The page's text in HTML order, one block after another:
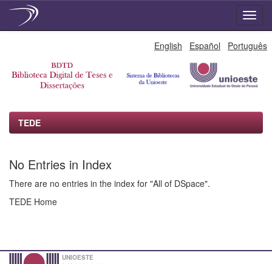
English Español Português
TEDE
No Entries in Index
There are no entries in the index for "All of DSpace".
TEDE Home
UNIOESTE